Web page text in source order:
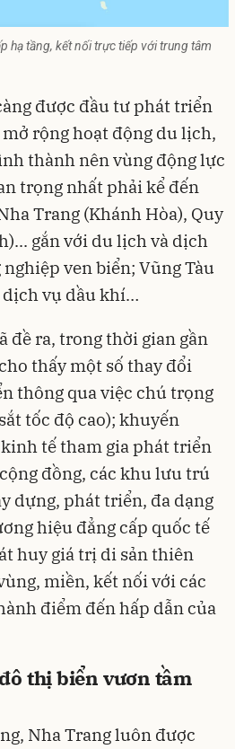
hạ tầng, kết nối trực tiếp với trung tâm
được đầu tư phát triển
rộng hoạt động du lịch,
thành nên vùng động lực
trọng nhất phải kể đến
Trang (Khánh Hòa), Quy
gắn với du lịch và dịch
ven biển; Vũng Tàu
dịch vụ dầu khí…
đề ra, trong thời gian gần
thấy một số thay đổi
thông qua việc chú trọng
tốc độ cao); khuyến
tế tham gia phát triển
đồng, các khu lưu trú
dựng, phát triển, đa dạng
hiệu đẳng cấp quốc tế
huy giá trị di sản thiên
miền, kết nối với các
điểm đến hấp dẫn của
thị biển vươn tầm
Nha Trangluôn được